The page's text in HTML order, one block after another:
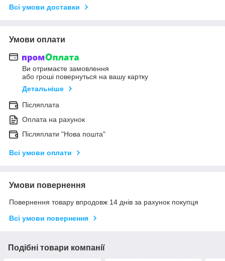
Всі умови доставки
Умови оплати
Ви отримаєте замовлення
або гроші повернуться на вашу картку
Детальніше
Післяплата
Оплата на рахунок
Післяплати "Нова пошта"
Всі умови оплати
Умови повернення
Повернення товару впродовж 14 днів за рахунок покупця
Всі умови повернення
Подібні товари компанії